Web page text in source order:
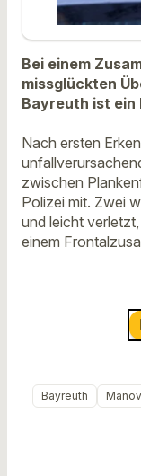
Bei einem
missglückten
Bayreuth ist
Nach ersten
zwischen
Polizei mit. Zwei
und leicht
einem
Bayreuth